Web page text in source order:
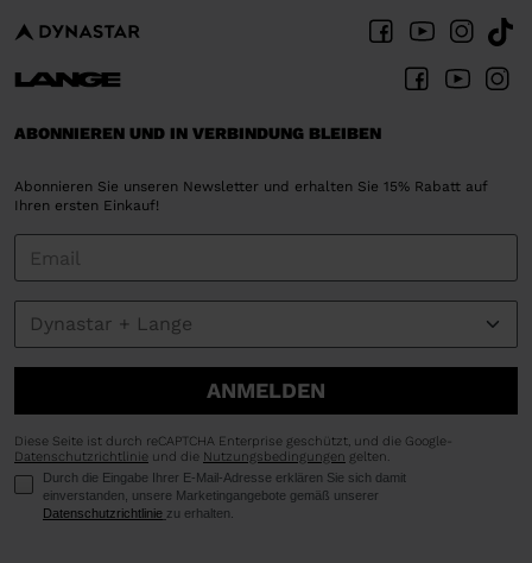
ABONNIEREN UND IN VERBINDUNG BLEIBEN
Abonnieren Sie unseren Newsletter und erhalten Sie 15% Rabatt auf
Ihren ersten Einkauf!
ANMELDEN
Diese Seite ist durch reCAPTCHA Enterprise geschützt, und die Google-
Datenschutzrichtlinie und die Nutzungsbedingungen gelten.
Durch die Eingabe Ihrer E-Mail-Adresse erklären Sie sich damit
einverstanden, unsere Marketingangebote gemäß unserer
Datenschutzrichtlinie zu erhalten.